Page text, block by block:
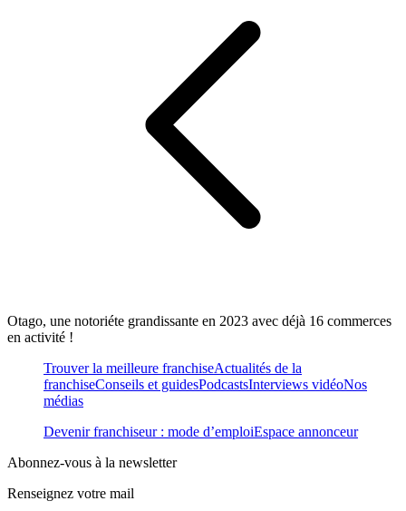
Otago, une notoriéte grandissante en 2023 avec déjà 16 commerces
en activité !
Trouver la meilleure franchiseActualités de la
franchiseConseils et guidesPodcastsInterviews vidéoNos
médias
Devenir franchiseur : mode d’emploiEspace annonceur
Abonnez-vous à la newsletter
Renseignez votre mail